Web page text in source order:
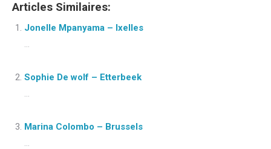
Articles Similaires:
Jonelle Mpanyama – Ixelles
...
Sophie De wolf – Etterbeek
...
Marina Colombo – Brussels
...